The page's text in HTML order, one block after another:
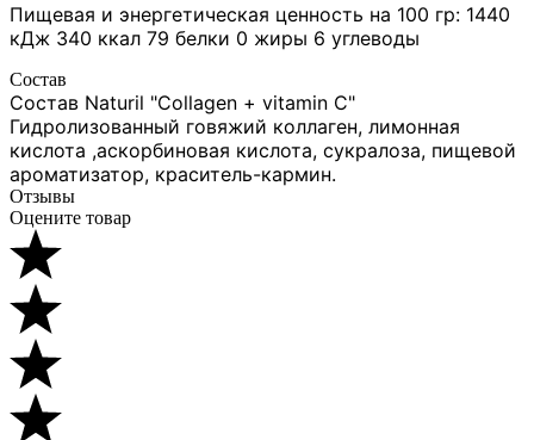
Пищевая и энергетическая ценность на 100 гр: 1440
кДж 340 ккал 79 белки 0 жиры 6 углеводы
Состав
Состав Naturil "Collagen + vitamin C"
Гидролизованный говяжий коллаген, лимонная
кислота ,аскорбиновая кислота, сукралоза, пищевой
ароматизатор, краситель-кармин.
Отзывы
Оцените товар